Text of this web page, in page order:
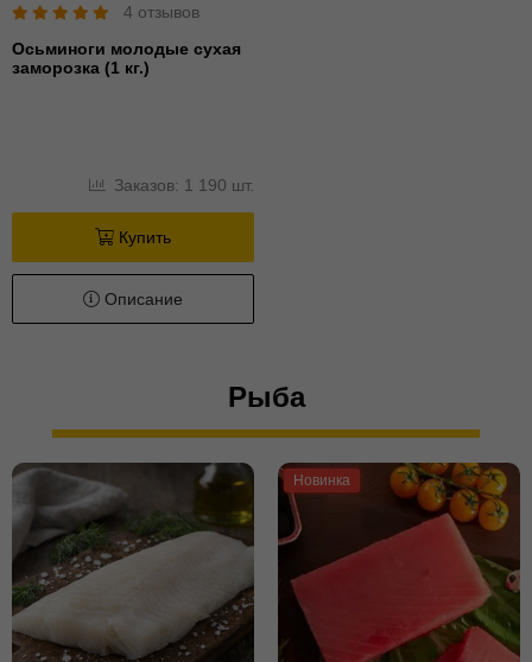
4 отзывов
Осьминоги молодые сухая
заморозка (1 кг.)
Заказов: 1 190 шт.
Купить
Описание
Рыба
Новинка